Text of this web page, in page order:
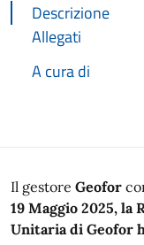
Descrizione
Allegati
A cura di
Il gestore Geofor
19 Maggio 2025, la
Unitaria di Geofor